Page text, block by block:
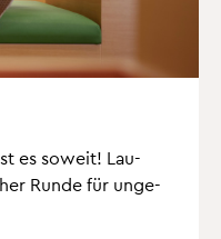
es so­weit! Lau­
Runde für un­ge­